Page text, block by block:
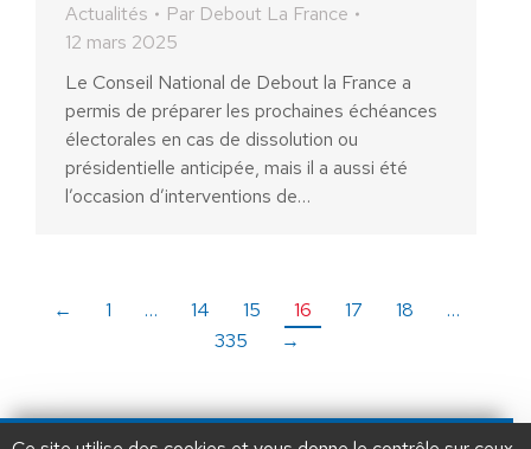
Actualités Par Debout La France
12 mars 2025
Le Conseil National de Debout la France a
permis de préparer les prochaines échéances
électorales en cas de dissolution ou
présidentielle anticipée, mais il a aussi été
l’occasion d’interventions de…
← 1 … 14 15 16 17 18
…
335
→
LIBÉRER LA FRANCE
JE FAIS UN DON À DLF